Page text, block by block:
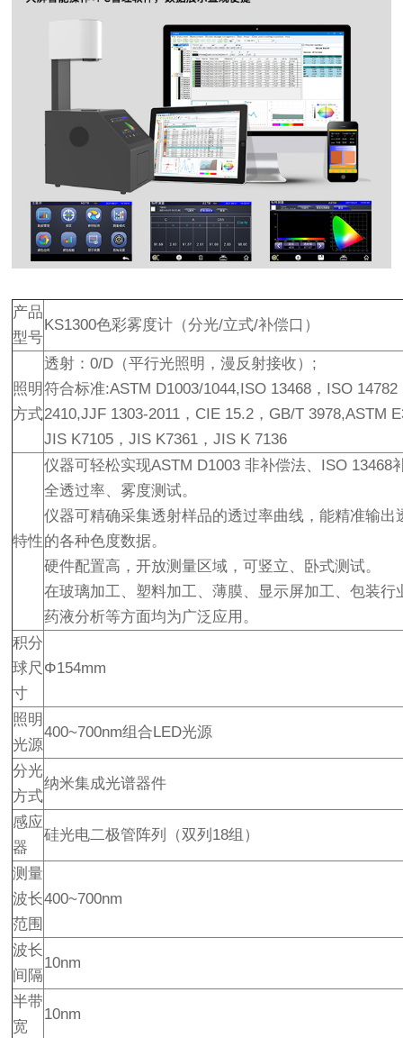
产品
型号
KS1300色彩雾度计（分光/立式/补偿口）
照明
方式
透射：0/D（平行光照明，漫反射接收）;
符合标准:ASTM D1003/1044,ISO 13468，ISO 14782
2410,JJF 1303-2011，CIE 15.2，GB/T 3978,ASTM
JIS K7105，JIS K7361，JIS K 7136
特性
仪器可轻松实现ASTM D1003 非补偿法、ISO 13468
全透过率、雾度测试。
仪器可精确采集透射样品的透过率曲线，能精准输出
的各种色度数据。
硬件配置高，开放测量区域，可竖立、卧式测试。
在玻璃加工、塑料加工、薄膜、显示屏加工、包装行
药液分析等方面均为广泛应用。
积分
球尺
寸
Φ154mm
照明
光源
400~700nm组合LED光源
分光
方式
纳米集成光谱器件
感应
器
硅光电二极管阵列（双列18组）
测量
波长
范围
400~700nm
波长
间隔
10nm
半带
宽
10nm